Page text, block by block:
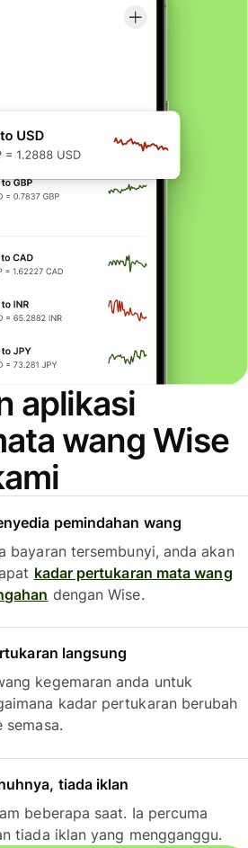
aplikasi
wang Wise
pemindahan wang
bayaran tersembunyi, anda akan
kadar pertukaran mata wang
dengan Wise.
langsung
kegemaran anda untuk
kadar pertukaran berubah
semasa.
tiada iklan
beberapa saat. Ia percuma
tiada iklan yang mengganggu.